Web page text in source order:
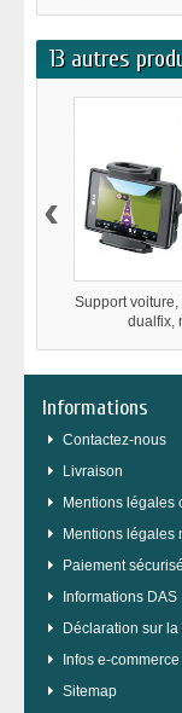
13 autres
Support
dualfix,
‹
Informations
Contactez-nous
Livraison
Mentions légales
Mentions
Paiement sécurisé
Informations DAS
Déclaration sur
Infos e-commerce
sitemap